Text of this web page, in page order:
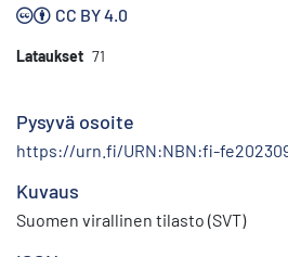
CC BY 4.0
Lataukset 71
Pysyvä osoite
https://urn.fi/URN:NBN:fi-
Kuvaus
Suomen virallinen tilasto (SVT)